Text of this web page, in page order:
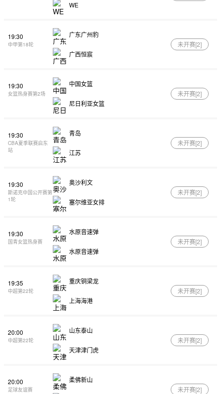
WE
19:30
中甲第18轮
广东广州豹
广西恒宸
未开赛[2]
19:30
女篮热身赛第2场
中国女篮
尼日利亚女篮
未开赛[2]
19:30
CBA夏季联赛启东
站
青岛
江苏
未开赛[2]
19:30
斯诺克中国公开赛第
1轮
奥沙利文
塞尔维亚女排
未开赛[2]
19:30
国青女篮热身赛
水原音速弹
水原音速弹
未开赛[2]
19:35
中超第22轮
重庆铜梁龙
上海海港
未开赛[2]
20:00
中超第22轮
山东泰山
天津津门虎
未开赛[2]
20:00
足球友谊赛
柔佛新山
未开赛[2]